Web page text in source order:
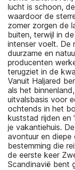
lucht is schoon,
waardoor de
zomer zorgen de
buiten, terwijl in
intenser voelt. De
duurzame en
producenten
terugziet in de
Vanuit Haljared
als het
uitvalsbasis voor
ochtends in het
kuststad rijden en
je vakantiehuis.
avontuur en
bestemming die
de eerste keer
Scandinavië bent